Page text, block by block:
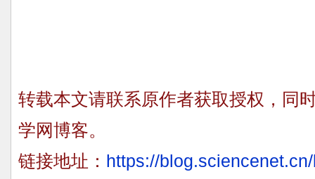
转载本文请联系原作者获取授权，同
学网博客。
链接地址： https://